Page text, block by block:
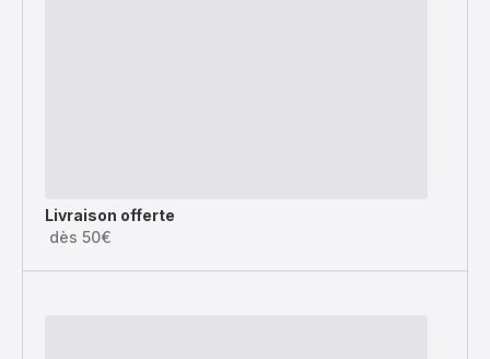
Livraison offerte
dès 50€